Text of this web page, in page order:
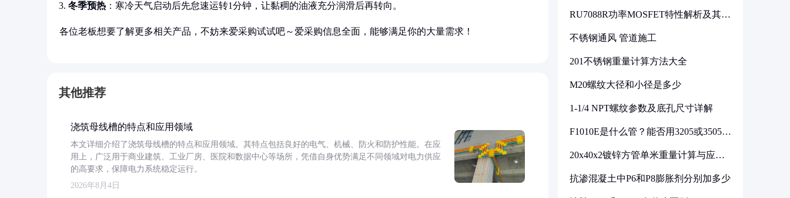
冬季预热 ：寒冷天气启动后先怠速运转1分钟，让黏稠的油液充分润滑后再转向。
各位老板想要了解更多相关产品，不妨来爱采购试试吧～爱采购信息全面，能够满足你的大量需求！
其他推荐
浇筑母线槽的特点和应用领域
本文详细介绍了浇筑母线槽的特点和应用领域。其特点包括良好的电气、机械、防火和防护性能。在应
用上，广泛用于商业建筑、工业厂房、医院和数据中心等场所，凭借自身优势满足不同领域对电力供应
的高要求，保障电力系统稳定运行。
2026年8月4日
RU7088R功率MOSFET特性解析及其在
不锈钢通风 管道施工
201不锈钢重量计算方法大全
M20螺纹大径和小径是多少
1-1/4 NPT螺纹参数及底孔尺寸详解
F1010E是什么管？能否用3205或3505代
20x40x2镀锌方管单米重量计算与应用
抗渗混凝土中P6和P8膨胀剂分别加多少